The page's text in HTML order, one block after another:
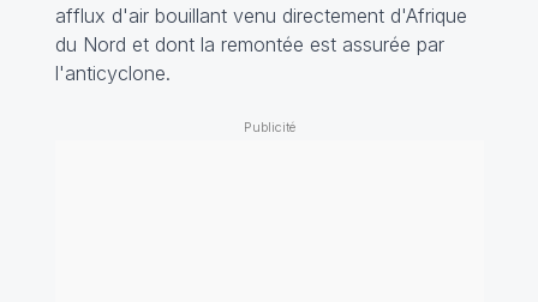
afflux d'air bouillant venu directement d'Afrique
du Nord et dont la remontée est assurée par
l'anticyclone.